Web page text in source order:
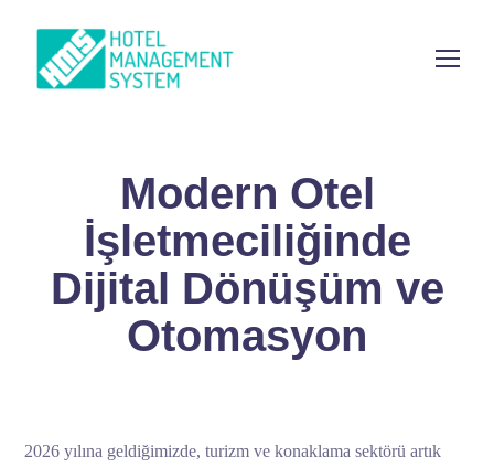
Modern Otel
İşletmeciliğinde
Dijital Dönüşüm ve
Otomasyon
2026 yılına geldiğimizde, turizm ve konaklama sektörü artık